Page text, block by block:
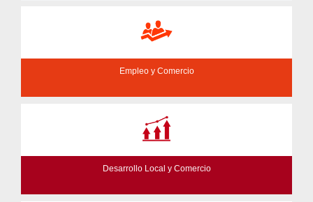
Empleo y Comercio
Desarrollo Local y Comercio